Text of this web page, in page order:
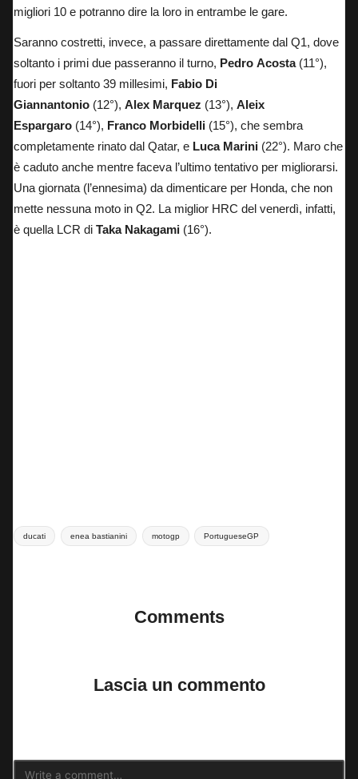
migliori 10 e potranno dire la loro in entrambe le gare.
Saranno costretti, invece, a passare direttamente dal Q1, dove
soltanto i primi due passeranno il turno, Pedro Acosta(11°),
fuori per soltanto 39 millesimi, Fabio Di
Giannantonio (12°), Alex Marquez (13°), Aleix
Espargaro (14°), Franco Morbidelli (15°), che sembra
completamente rinato dal Qatar, e Luca Marini (22°). Maro che
è caduto anche mentre faceva l’ultimo tentativo per migliorarsi.
Una giornata (l’ennesima) da dimenticare per Honda, che non
mette nessuna moto in Q2. La miglior HRC del venerdì, infatti,
è quella LCR di Taka Nakagami (16°).
Tags:
ducati enea bastianini motogp PortugueseGP
Comments
Lascia un commento